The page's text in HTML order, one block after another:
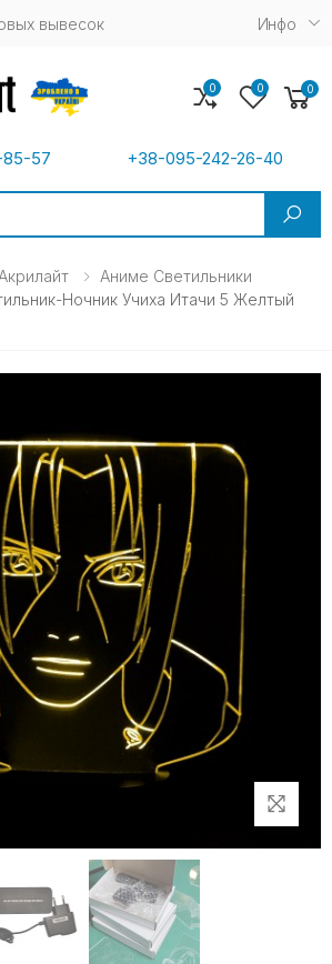
вывесок Инфо
menu
57 +38-095-242-26-40
0 0 0
Аниме Светильники
Ночник Учиха Итачи 5 Желтый